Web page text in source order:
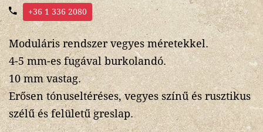
+36 1 336 2080
Moduláris rendszer vegyes méretekkel.
4-5 mm-es fugával burkolandó.
10 mm vastag.
Erősen tónuseltéréses, vegyes színű és rusztikus
szélű és felületű greslap.